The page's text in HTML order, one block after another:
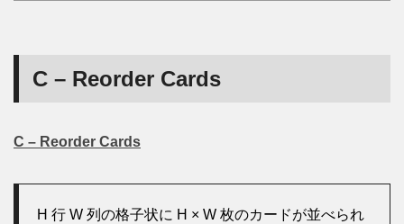
C – Reorder Cards
C – Reorder Cards
H 行 W 列の格子状に H × W 枚のカードが並べられ